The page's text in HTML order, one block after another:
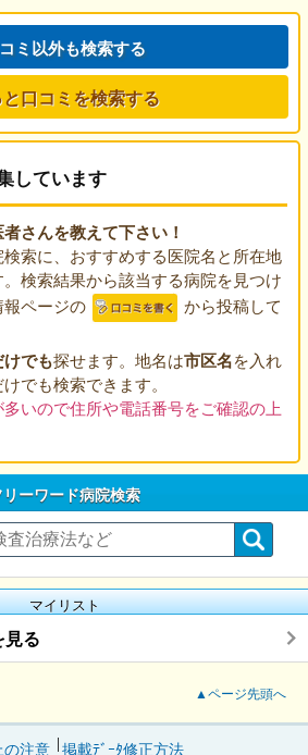
ミ以外も検索する
と口コミを検索する
しています
さんを教えて下さい！
索に、おすすめする医院名と所在地
検索結果から該当する病院を見つけ
ページの
から投稿して
でも探せます。地名は市区名を入れ
でも検索できます。
いので住所や電話番号をご確認の上
リーワード病院検索
マイリスト
る
▲ページ先頭へ
の注意 掲載ﾃﾞｰﾀ修正方法